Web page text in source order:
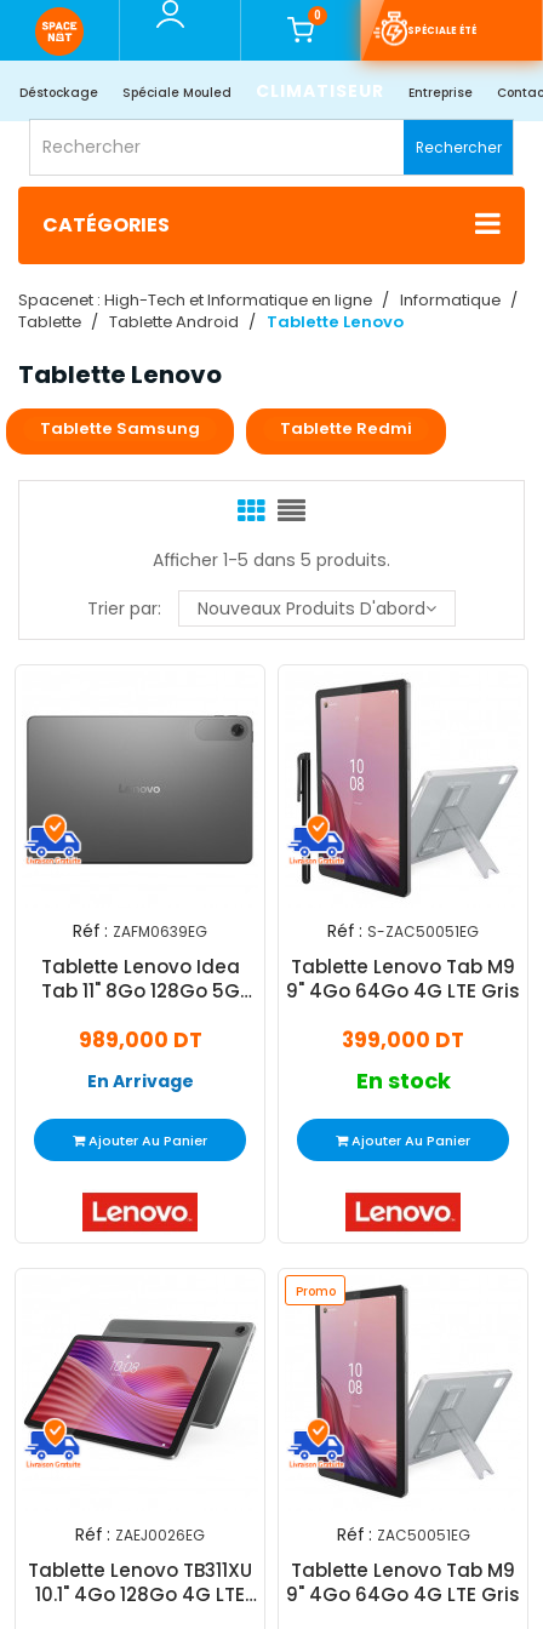
0
SPÉCIALE ÉTÉ
Déstockage Spéciale Mouled CLIMATISEUR Entreprise
Rechercher
CATÉGORIES
Spacenet : High-Tech et Informatique en ligne
Informatique
Tablette
Tablette Android Tablette Lenovo
Tablette Lenovo
Tablette Samsung Tablette Redmi
Afficher 1-5 dans 5 produits.
Trier par:
Nouveaux Produits D'abord
Réf : ZAFM0639EG
Tablette Lenovo Idea
Tab 11" 8Go 128Go 5G
989,000 DT
En Arrivage
Ajouter Au Panier
Réf : S-ZAC50051EG
Tablette Lenovo Tab M9
9" 4Go 64Go 4G LTE Gris
399,000 DT
En stock
Ajouter Au Panier
Réf : ZAEJ0026EG
Tablette Lenovo TB311XU
10.1" 4Go 128Go 4G LTE
Promo
Réf : ZAC50051EG
Tablette Lenovo Tab M9
9" 4Go 64Go 4G LTE Gris